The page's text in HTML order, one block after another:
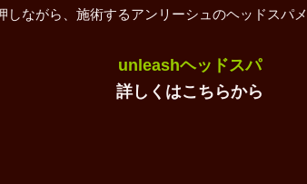
しながら、施術するアンリーシュのヘッドスパ
unleashヘッドスパ
詳しくはこちらから